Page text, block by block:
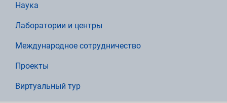
Наука
Лаборатории и центры
Международное сотрудничество
Проекты
Виртуальный тур